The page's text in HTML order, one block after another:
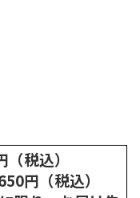
税込）
円（税込）